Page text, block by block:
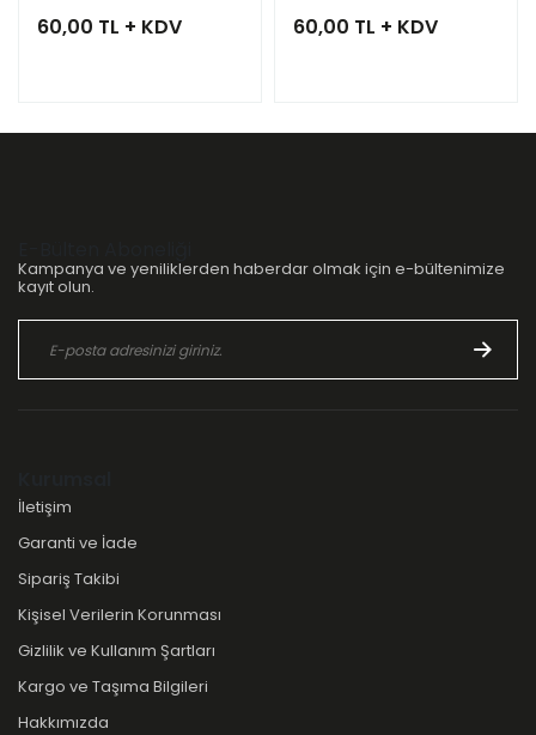
60,00 TL + KDV 60,00 TL + KDV
Kampanya ve yeniliklerden haberdar olmak için e-bültenimize
kayıt olun.
İletişim
Garanti ve İade
Sipariş Takibi
Kişisel Verilerin Korunması
Gizlilik ve Kullanım Şartları
Kargo ve Taşıma Bilgileri
Hakkımızda